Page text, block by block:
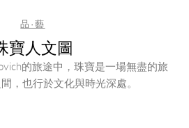
品·藝
寶人文圖
的旅途中，珠寶是一場無盡的旅
，也行於文化與時光深處。